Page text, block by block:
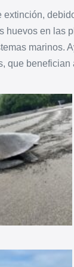
huevos en las
marinos.
que